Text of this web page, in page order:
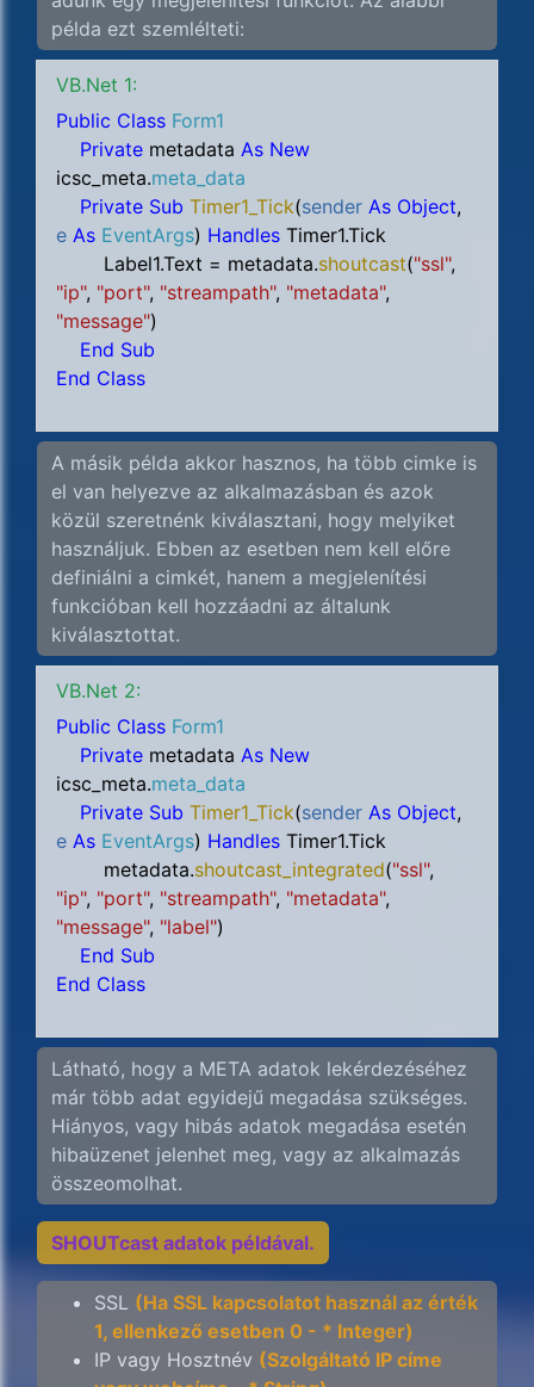
példa ezt szemlélteti:
VB.Net 1:
Public Class Form1
Private metadata As New
icsc_meta.meta_data
Private Sub Timer1_Tick(sender As Object,
e As EventArgs) Handles Timer1.Tick
Label1.Text = metadata.shoutcast("ssl",
"ip", "port", "streampath", "metadata",
"message")
End Sub
End Class
A másik példa akkor hasznos, ha több cimke is
el van helyezve az alkalmazásban és azok
közül szeretnénk kiválasztani, hogy melyiket
használjuk. Ebben az esetben nem kell előre
definiálni a cimkét, hanem a megjelenítési
funkcióban kell hozzáadni az általunk
kiválasztottat.
VB.Net 2:
Public Class Form1
Private metadata As New
icsc_meta.meta_data
Private Sub Timer1_Tick(sender As Object,
e As EventArgs) Handles Timer1.Tick
metadata.shoutcast_integrated("ssl",
"ip", "port", "streampath", "metadata",
"message", "label")
End Sub
End Class
Látható, hogy a META adatok lekérdezéséhez
már több adat egyidejű megadása szükséges.
Hiányos, vagy hibás adatok megadása esetén
hibaüzenet jelenhet meg, vagy az alkalmazás
összeomolhat.
SHOUTcast adatok példával.
SSL (Ha SSL kapcsolatot használ az érték
1, ellenkező esetben 0 - * Integer)
IP vagy Hosztnév (Szolgáltató IP címe